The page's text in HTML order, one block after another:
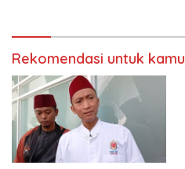
Rekomendasi untuk kamu